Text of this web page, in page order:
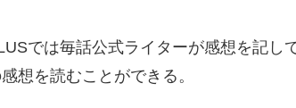
では毎話公式ライターが感想を記し
想を読むことができる。